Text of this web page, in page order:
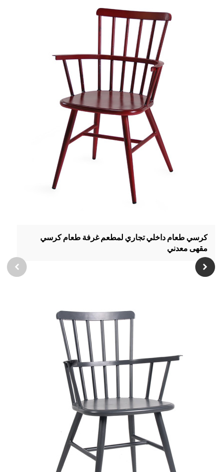
كرسي طعام داخلي تجاري لمطعم غرفة طعام كرسي
مقهى معدني